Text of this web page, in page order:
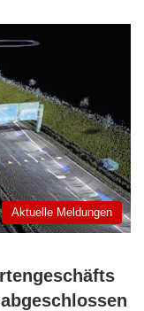
Aktuelle Meldungen